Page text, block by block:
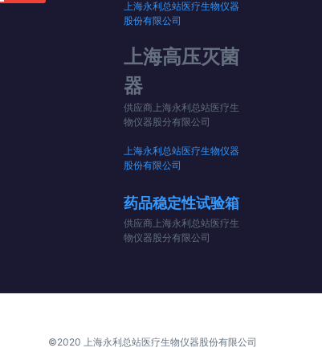
上海永利总站医疗生物仪器
股份有限公司
上海高压灭菌
器
供应商上海永利总站医疗生
物仪器股分有限公司
上海永利总站医疗生物仪器
股份有限公司
药品稳定性试验箱
供应商上海永利总站医疗生
物仪器股分有限公司
©2020 上海永利总站医疗生物仪器股份有限公司